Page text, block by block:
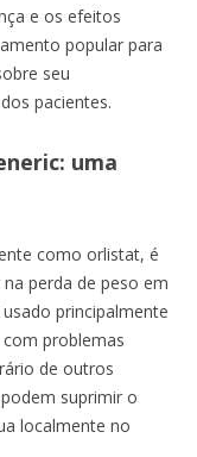
e os efeitos
popular para
seu
pacientes.
uma
como orlistat, é
perda de peso em
principalmente
problemas
de outros
suprimir o
localmente no